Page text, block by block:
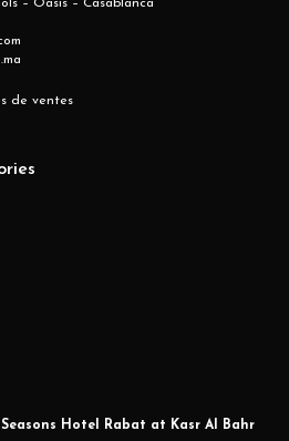
– Oasis – Casablanca
de ventes
Seasons Hotel Rabat at Kasr Al Bahr